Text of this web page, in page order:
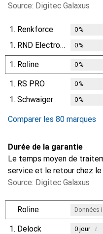
Source: Digitec Galaxus
1. Renkforce 0%
1. RND Electronics 0%
1. Roline 0%
1. RS PRO 0%
1. Schwaiger 0%
Comparer les 80 marques
Durée de la garantie
Le temps moyen de
service et le retour chez le
Source: Digitec Galaxus
Roline Données
1. Delock 0jour i